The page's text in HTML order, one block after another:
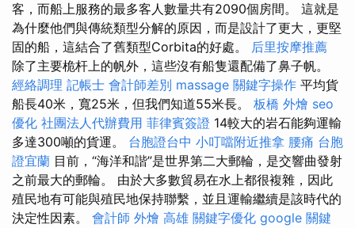
客，而船上服務的最多客人數量共有2090個房間。 這就是
為什麼他們與傳統類型分解的原因，而是設計了更大，更堅
固的船，這結合了舊類型Corbita的好處。 后里按摩推薦
除了主要桅杆上的帆外，這些沒有船隻還配備了鼻子帆。
經絡調理 記帳士 會計師差別 massage 關鍵字操作 平均貨
船長40米，寬25米，但我們知道55米長。 板橋 外燴 seo
優化 社團法人代辦費用 菲律賓簽證 14較大的岩石能夠運輸
多達300噸的貨運。 台胞證台中 小叮噹附近推拿 腰痛 台胞
證宜蘭 目前，“海洋和諧”是世界第二大郵輪，是交響曲發射
之前最大的郵輪。 由於大多數貿易在水上都很複雜，因此
殖民地有可能與殖民地保持聯繫，並且運輸繼續是該時代的
決定性因素。 會計師 外燴 高雄 關鍵字優化 google 關鍵